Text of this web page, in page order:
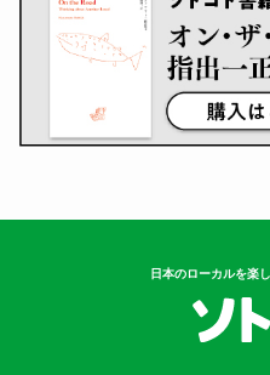
日本のローカルを楽